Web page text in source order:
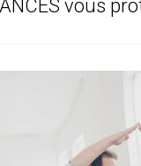
vous